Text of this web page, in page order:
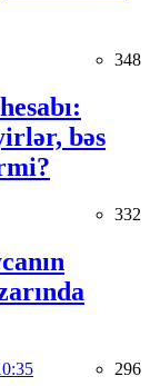
348
bəs
332
296